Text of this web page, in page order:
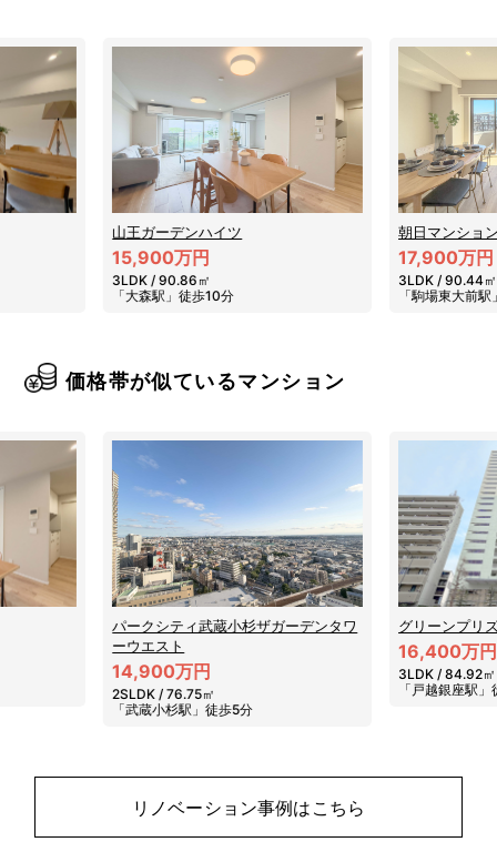
朝日マンション駒場
17,900万円
3LDK / 90.44㎡
「駒場東大前駅」徒歩4分
パークコー
19,900万
3LDK / 95.33
「二子玉川駅
価格帯が似ているマンション
グリーンプリズムタワー
16,400万円
3LDK / 84.92㎡
「戸越銀座駅」徒歩6分
グラン・ク
16,400万
3LDK / 70.94
「北品川駅」
リノベーション事例はこちら